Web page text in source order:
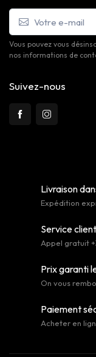
Vous pouvez vous
nos informations de
Suivez-nous
Livraison
Expédition
Service
Appel gratuit
Prix garanti
On vous
Paiement
Acheter en